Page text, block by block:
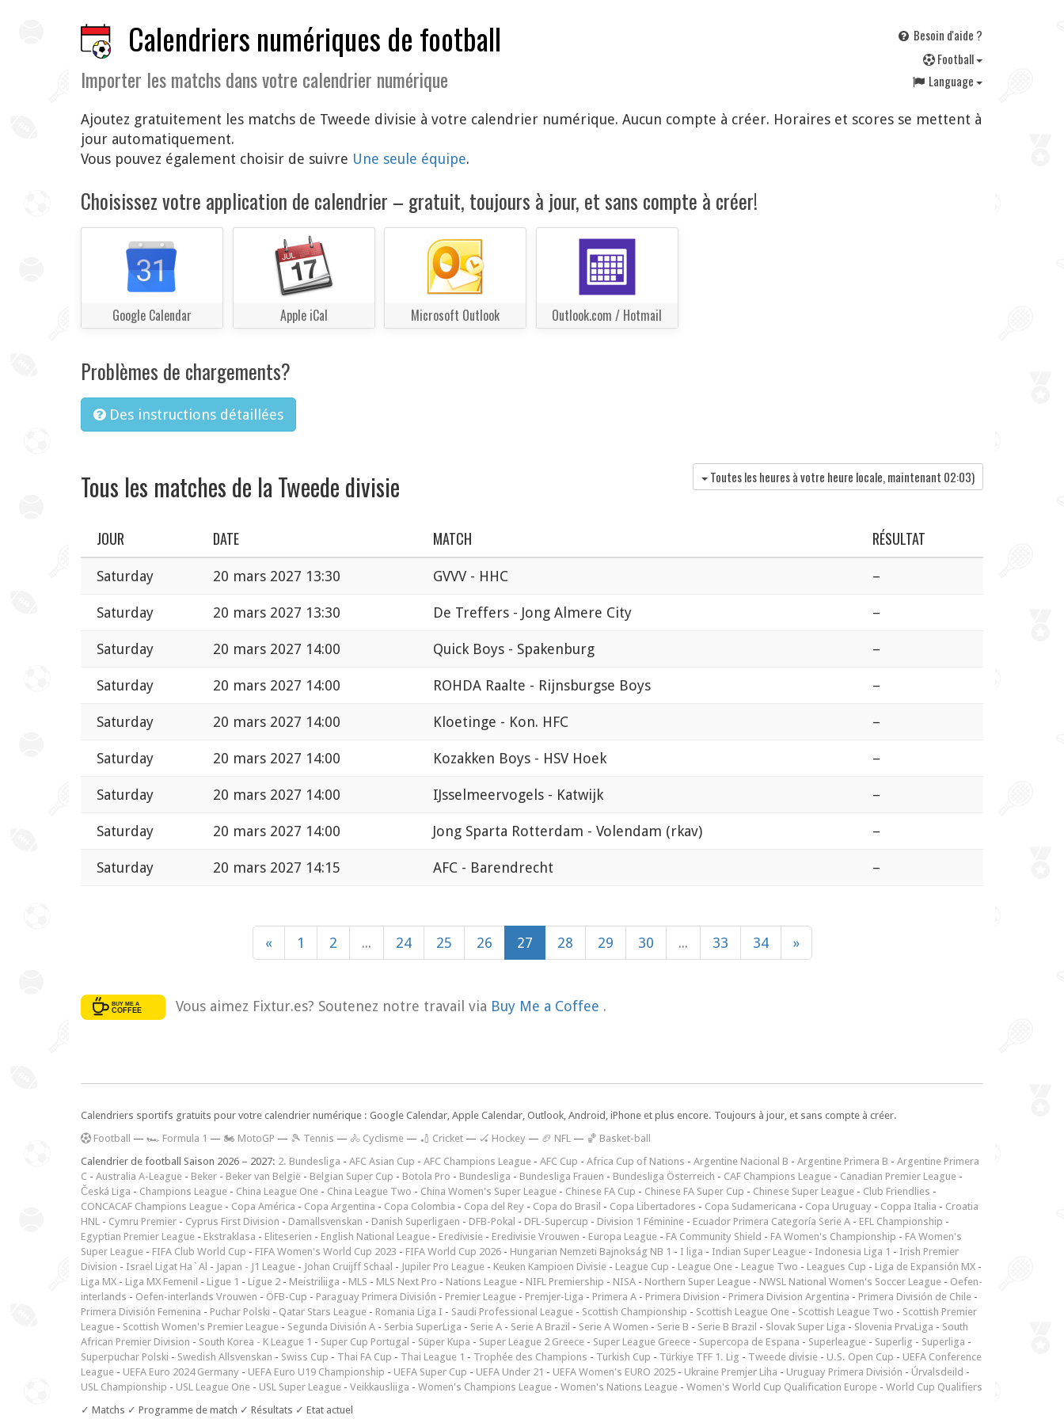
Calendriers numériques de football
Importer les matchs dans votre calendrier numérique
Besoin d'aide ?
Football
Language
Ajoutez gratuitement les matchs de Tweede divisie à votre calendrier numérique. Aucun compte à créer. Horaires et scores se mettent à
jour automatiquement.
Vous pouvez également choisir de suivre Une seule équipe.
Choisissez votre application de calendrier – gratuit, toujours à jour, et sans compte à créer!
Google Calendar Apple iCal Microsoft Outlook Outlook.com / Hotmail
Problèmes de chargements?
Des instructions détaillées
Tous les matches de la Tweede divisie Toutes les heures à votre heure locale, maintenant 02:03)
JOUR DATE MATCH RÉSULTAT
Saturday 20 mars 2027 13:30 GVVV - HHC –
Saturday 20 mars 2027 13:30 De Treffers - Jong Almere City –
Saturday 20 mars 2027 14:00 Quick Boys - Spakenburg –
Saturday 20 mars 2027 14:00 ROHDA Raalte - Rijnsburgse Boys –
Saturday 20 mars 2027 14:00 Kloetinge - Kon. HFC –
Saturday 20 mars 2027 14:00 Kozakken Boys - HSV Hoek –
Saturday 20 mars 2027 14:00 IJsselmeervogels - Katwijk –
Saturday 20 mars 2027 14:00 Jong Sparta Rotterdam - Volendam (rkav) –
Saturday 20 mars 2027 14:15 AFC - Barendrecht –
« 1 2 ... 24 25 26 27 28 29 30 ... 33 34 »
Vous aimez Fixtur.es? Soutenez notre travail via Buy Me a Coffee .
Calendriers sportifs gratuits pour votre calendrier numérique : Google Calendar, Apple Calendar, Outlook, Android, iPhone et plus encore. Toujours à jour, et sans compte à créer.
Football — 🏎️ Formula 1 — 🏍 MotoGP — 🎾 Tennis — 🚴 Cyclisme — 🏏 Cricket — 🏑 Hockey — 🏈 NFL — 🏀 Basket-ball
Calendrier de football Saison 2026 – 2027: 2. Bundesliga - AFC Asian Cup - AFC Champions League - AFC Cup - Africa Cup of Nations - Argentine Nacional B - Argentine Primera B - Argentine Primera
C - Australia A-League - Beker - Beker van België - Belgian Super Cup - Botola Pro - Bundesliga - Bundesliga Frauen - Bundesliga Österreich - CAF Champions League - Canadian Premier League -
Česká Liga - Champions League - China League One - China League Two - China Women's Super League - Chinese FA Cup - Chinese FA Super Cup - Chinese Super League - Club Friendlies -
CONCACAF Champions League - Copa América - Copa Argentina - Copa Colombia - Copa del Rey - Copa do Brasil - Copa Libertadores - Copa Sudamericana - Copa Uruguay - Coppa Italia - Croatia
HNL - Cymru Premier - Cyprus First Division - Damallsvenskan - Danish Superligaen - DFB-Pokal - DFL-Supercup - Division 1 Féminine - Ecuador Primera Categoría Serie A - EFL Championship -
Egyptian Premier League - Ekstraklasa - Eliteserien - English National League - Eredivisie - Eredivisie Vrouwen - Europa League - FA Community Shield - FA Women's Championship - FA Women's
Super League - FIFA Club World Cup - FIFA Women's World Cup 2023 - FIFA World Cup 2026 - Hungarian Nemzeti Bajnokság NB 1 - I liga - Indian Super League - Indonesia Liga 1 - Irish Premier
Division - Israel Ligat Ha`Al - Japan - J1 League - Johan Cruijff Schaal - Jupiler Pro League - Keuken Kampioen Divisie - League Cup - League One - League Two - Leagues Cup - Liga de Expansión MX -
Liga MX - Liga MX Femenil - Ligue 1 - Ligue 2 - Meistriliiga - MLS - MLS Next Pro - Nations League - NIFL Premiership - NISA - Northern Super League - NWSL National Women's Soccer League - Oefen-
interlands - Oefen-interlands Vrouwen - ÖFB-Cup - Paraguay Primera División - Premier League - Premjer-Liga - Primera A - Primera Division - Primera Division Argentina - Primera División de Chile -
Primera División Femenina - Puchar Polski - Qatar Stars League - Romania Liga I - Saudi Professional League - Scottish Championship - Scottish League One - Scottish League Two - Scottish Premier
League - Scottish Women's Premier League - Segunda División A - Serbia SuperLiga - Serie A - Serie A Brazil - Serie A Women - Serie B - Serie B Brazil - Slovak Super Liga - Slovenia PrvaLiga - South
African Premier Division - South Korea - K League 1 - Super Cup Portugal - Süper Kupa - Super League 2 Greece - Super League Greece - Supercopa de Espana - Superleague - Superlig - Superliga -
Superpuchar Polski - Swedish Allsvenskan - Swiss Cup - Thai FA Cup - Thai League 1 - Trophée des Champions - Turkish Cup - Türkiye TFF 1. Lig - Tweede divisie - U.S. Open Cup - UEFA Conference
League - UEFA Euro 2024 Germany - UEFA Euro U19 Championship - UEFA Super Cup - UEFA Under 21 - UEFA Women's EURO 2025 - Ukraine Premjer Liha - Uruguay Primera División - Úrvalsdeild -
USL Championship - USL League One - USL Super League - Veikkausliiga - Women's Champions League - Women's Nations League - Women's World Cup Qualification Europe - World Cup Qualifiers
✓ Matchs ✓ Programme de match ✓ Résultats ✓ Etat actuel